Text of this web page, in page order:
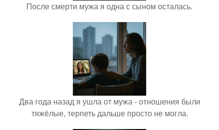
После смерти мужа я одна с сыном осталась.
Два года назад я ушла от мужа - отношения были
тяжёлые, терпеть дальше просто не могла.